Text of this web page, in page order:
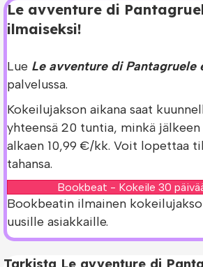
Le avventure di
ilmaiseksi!
Lue Le avventure di Pantagruele
palvelussa.
Kokeilujakson aikana saat
yhteensä 20 tuntia, minkä jälkeen
alkaen 10,99 €/kk. Voit lopettaa
tahansa.
Bookbeat - Kokeile 30
Bookbeatin ilmainen
uusille asiakkaille.